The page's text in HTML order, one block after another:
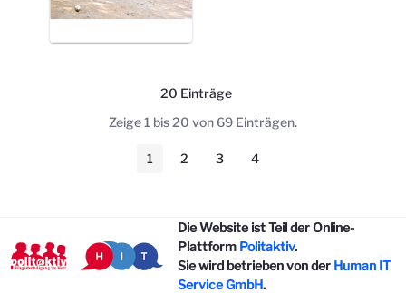
20 Einträge
Pro Seite
Zeige 1 bis 20 von 69 Einträgen.
Seite
1 Seite
2 Seite
3 Seite
4
Die Website ist Teil der Online-
Plattform Politaktiv.
Sie wird betrieben von der Human IT
Service GmbH.